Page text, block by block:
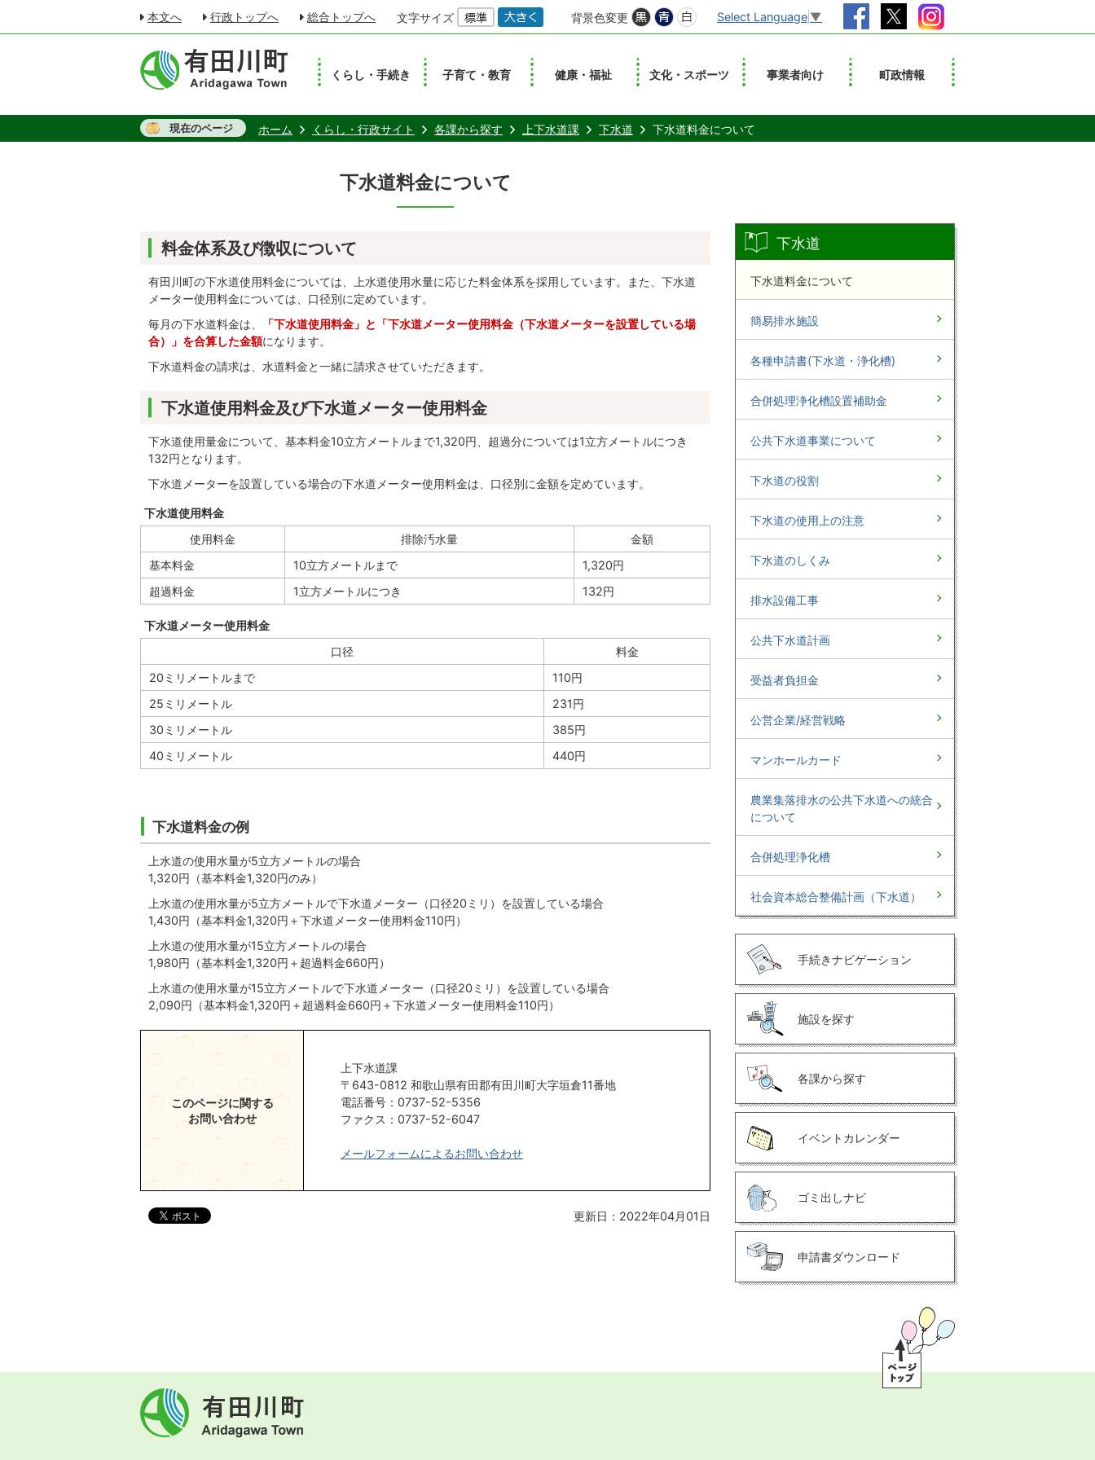
本文へ 行政トップへ 総合トップへ 文字サイズ 背景色変更 Select Language ▼
くらし・手続き 子育て・教育 健康・福祉 文化・スポーツ 事業者向け 町政情報
現在のページ ホーム くらし・行政サイト 各課から探す 上下水道課 下水道 下水道料金について
下水道料金について
料金体系及び徴収について
有田川町の下水道使用料金については、上水道使用水量に応じた料金体系を採用しています。また、下水道
メーター使用料金については、口径別に定めています。
毎月の下水道料金は、
「下水道使用料金」と「下水道メーター使用料金（下水道メーターを設置している場
合）」を合算した金額になります。
下水道料金の請求は、水道料金と一緒に請求させていただきます。
下水道使用料金及び下水道メーター使用料金
下水道使用量金について、基本料金10立方メートルまで1,320円、超過分については1立方メートルにつき
132円となります。
下水道メーターを設置している場合の下水道メーター使用料金は、口径別に金額を定めています。
下水道使用料金
使用料金
排除汚水量
金額
基本料金
10立方メートルまで
1,320円
超過料金
1立方メートルにつき 132円
下水道メーター使用料金
口径
料金
20ミリメートルまで
110円
25ミリメートル
231円
30ミリメートル
385円
40ミリメートル
440円
下水道料金の例
上水道の使用水量が5立方メートルの場合
1,320円（基本料金1,320円のみ）
上水道の使用水量が5立方メートルで下水道メーター（口径20ミリ）を設置している場合
1,430円（基本料金1,320円＋下水道メーター使用料金110円）
上水道の使用水量が15立方メートルの場合
1,980円（基本料金1,320円＋超過料金660円）
上水道の使用水量が15立方メートルで下水道メーター（口径20ミリ）を設置している場合
2,090円（基本料金1,320円＋超過料金660円＋下水道メーター使用料金110円）
このページに関する
お問い合わせ
上下水道課
〒643-0812 和歌山県有田郡有田川町大字垣倉11番地
電話番号：0737-52-5356
ファクス：0737-52-6047
メールフォームによるお問い合わせ
更新日：2022年04月01日
下水道
下水道料金について
簡易排水施設
各種申請書(下水道・浄化槽)
合併処理浄化槽設置補助金
公共下水道事業について
下水道の役割
下水道の使用上の注意
下水道のしくみ
排水設備工事
公共下水道計画
受益者負担金
公営企業/経営戦略
マンホールカード
農業集落排水の公共下水道への統合
について
合併処理浄化槽
社会資本総合整備計画（下水道）
手続きナビゲーション
施設を探す
各課から探す
イベントカレンダー
ゴミ出しナビ
申請書ダウンロード
有
田
川
ッ
プ